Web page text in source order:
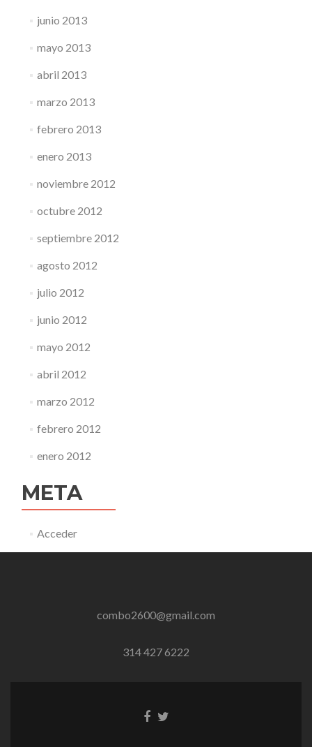
junio 2013
mayo 2013
abril 2013
marzo 2013
febrero 2013
enero 2013
noviembre 2012
octubre 2012
septiembre 2012
agosto 2012
julio 2012
junio 2012
mayo 2012
abril 2012
marzo 2012
febrero 2012
enero 2012
META
Acceder
combo2600@gmail.com
314 427 6222
EnlaceEnlace